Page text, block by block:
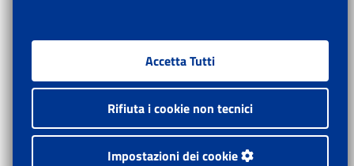
Accetta Tutti
Rifiuta i cookie non tecnici
Impostazioni dei cookie